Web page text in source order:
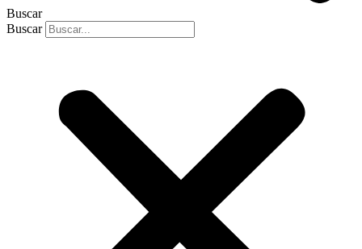
Buscar
Buscar